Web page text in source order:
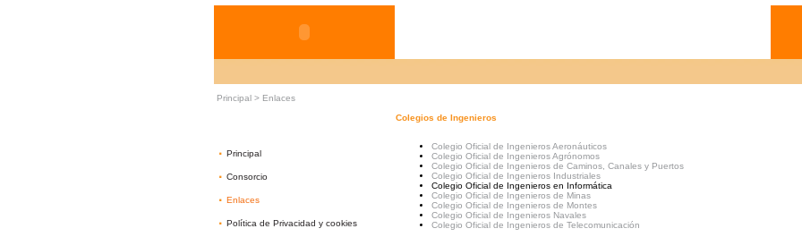
Principal > Enlaces
· Principal
· Consorcio
· Enlaces
· Política de Privacidad y cookies
Colegios de Ingenieros
Colegio Oficial de Ingenieros Aeronáuticos
Colegio Oficial de Ingenieros Agrónomos
Colegio Oficial de Ingenieros de Caminos, Canales y Puertos
Colegio Oficial de Ingenieros Industriales
Colegio Oficial de Ingenieros en Informática
Colegio Oficial de Ingenieros de Minas
Colegio Oficial de Ingenieros de Montes
Colegio Oficial de Ingenieros Navales
Colegio Oficial de Ingenieros de Telecomunicación